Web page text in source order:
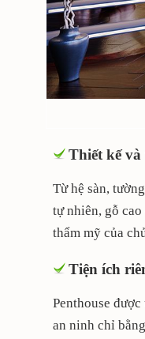
Thiết kế và
Từ hệ sàn,
tự nhiên, gỗ
thẩm mỹ của
Tiện ích
Penthouse
an ninh chỉ